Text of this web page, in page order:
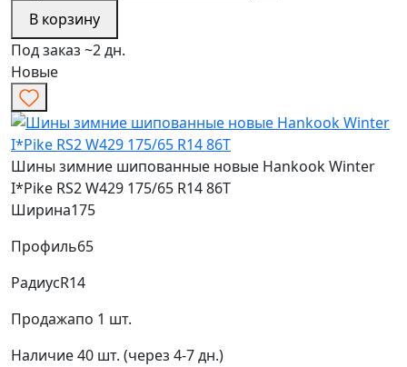
В корзину
Под заказ ~2 дн.
Новые
Шины зимние шипованные новые Hankook Winter
I*Pike RS2 W429 175/65 R14 86T
Ширина175
Профиль65
РадиусR14
Продажапо 1 шт.
Наличие40 шт. (через 4-7 дн.)